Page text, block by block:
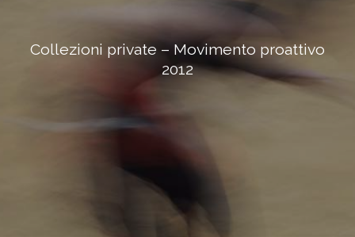
Collezioni private – Movimento proattivo
2012